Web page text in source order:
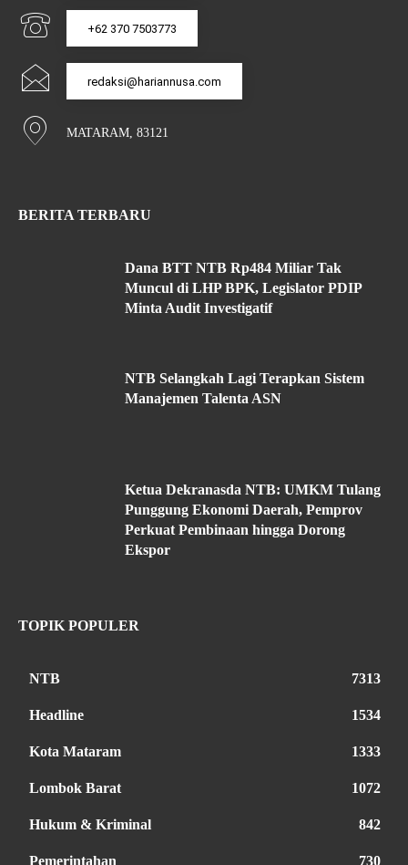
+62 370 7503773
redaksi@hariannusa.com
MATARAM, 83121
BERITA TERBARU
Dana BTT NTB Rp484 Miliar Tak
Muncul di LHP BPK, Legislator PDIP
Minta Audit Investigatif
NTB Selangkah Lagi Terapkan Sistem
Manajemen Talenta ASN
Ketua Dekranasda NTB: UMKM Tulang
Punggung Ekonomi Daerah, Pemprov
Perkuat Pembinaan hingga Dorong
Ekspor
TOPIK POPULER
NTB 7313
Headline 1534
Kota Mataram 1333
Lombok Barat 1072
Hukum & Kriminal 842
Pemerintahan 730